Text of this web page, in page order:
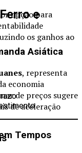
e
Asiática
, representa
economia
de preços sugere
de aceleração
opção para
os ganhos ao
Tempos